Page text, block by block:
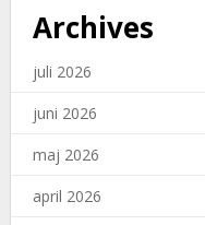
Archives
juli 2026
juni 2026
maj 2026
april 2026